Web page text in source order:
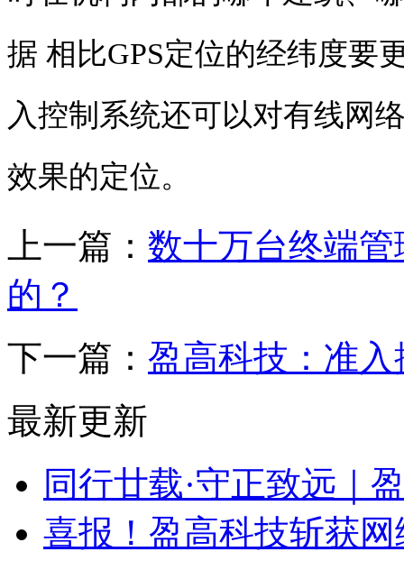
据 相比GPS定位的经纬度要
入控制 系统还可以对有线网
效果的定位。
上一篇： 数十万台终端
的？
下一篇： 盈高科技：准
最新更新
同行廿载·守正致远｜
喜报！盈高科技斩获